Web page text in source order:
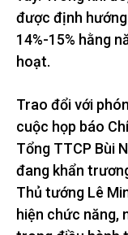
được định
14%-15% hằng
hoạt.
Trao đổi với
cuộc họp báo
Tổng TTCP Bùi
đang khẩn
Thủ tướng Lê
hiện chức năng,